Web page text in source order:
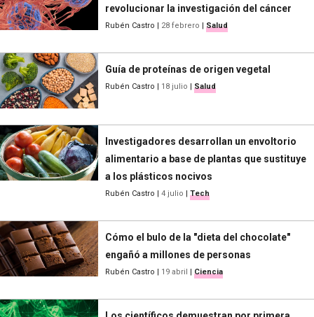
revolucionar la investigación del cáncer
Rubén Castro 28 febrero Salud
Guía de proteínas de origen vegetal
Rubén Castro 18 julio Salud
Investigadores desarrollan un envoltorio
alimentario a base de plantas que sustituye
a los plásticos nocivos
Rubén Castro 4 julio Tech
Cómo el bulo de la "dieta del chocolate"
engañó a millones de personas
Rubén Castro 19 abril Ciencia